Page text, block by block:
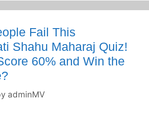
Fail This
Shahu Maharaj Quiz!
60% and Win the
adminMV